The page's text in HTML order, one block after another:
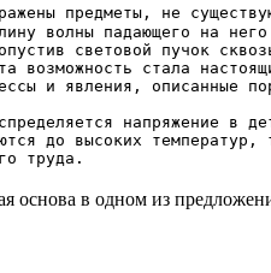
предметы, не
волны падающего на
световой пучок
возможность стала
и явления, описанные
напряжение в
до высоких температур,
труда.
основа в одном из